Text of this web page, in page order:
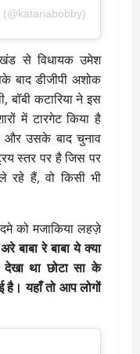
से विधायक उमेश
बाद डीजीपी अशोक
बॉबी कटारिया ने इस
में टारगेट किया है
और उसके बाद चुनाव
स्तर पर है जिस पर
रहे हैं, वो किसी भी
को मजाकिया लहज़े
अरे बाबा रे बाबा ये क्या
था छोटा सा के
है। यहाँ तो आप लोगों